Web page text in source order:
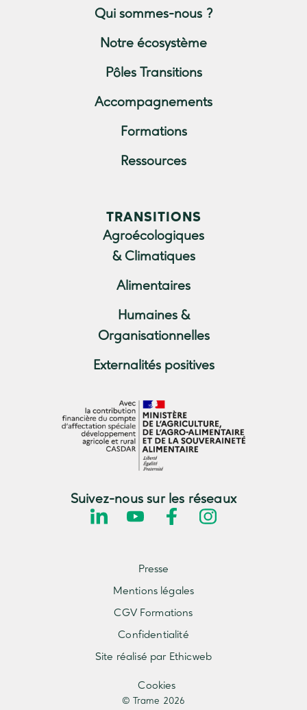
Qui sommes-nous ?
Notre écosystème
Pôles Transitions
Accompagnements
Formations
Ressources
TRANSITIONS
Agroécologiques
& Climatiques
Alimentaires
Humaines &
Organisationnelles
Externalités positives
Suivez-nous sur les réseaux
© Trame 2026
Cookies
Presse
Mentions légales
CGV Formations
Confidentialité
Site réalisé par Ethicweb